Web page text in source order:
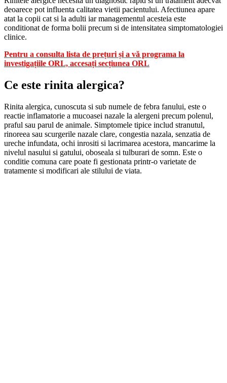
deoarece pot influenta calitatea vietii pacientului. Afectiunea apare
atat la copii cat si la adulti iar managementul acesteia este
conditionat de forma bolii precum si de intensitatea simptomatologiei
clinice.
Pentru a consulta lista de prețuri și a vă programa la
investigațiile ORL, accesați secțiunea ORL
Ce este rinita alergica?
Rinita alergica, cunoscuta si sub numele de febra fanului, este o
reactie inflamatorie a mucoasei nazale la alergeni precum polenul,
praful sau parul de animale. Simptomele tipice includ stranutul,
rinoreea sau scurgerile nazale clare, congestia nazala, senzatia de
ureche infundata, ochi inrositi si lacrimarea acestora, mancarime la
nivelul nasului si gatului, oboseala si tulburari de somn. Este o
conditie comuna care poate fi gestionata printr-o varietate de
tratamente si modificari ale stilului de viata.